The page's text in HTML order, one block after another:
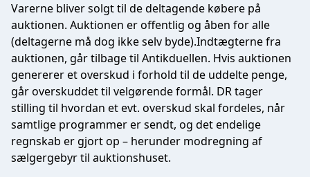
Varerne bliver solgt til de deltagende købere på
auktionen. Auktionen er offentlig og åben for alle
(deltagerne må dog ikke selv byde).Indtægterne fra
auktionen, går tilbage til Antikduellen. Hvis auktionen
genererer et overskud i forhold til de uddelte penge,
går overskuddet til velgørende formål. DR tager
stilling til hvordan et evt. overskud skal fordeles, når
samtlige programmer er sendt, og det endelige
regnskab er gjort op – herunder modregning af
sælgergebyr til auktionshuset.